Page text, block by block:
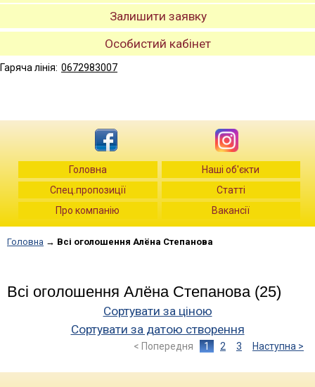
Залишити заявку
Особистий кабінет
Гаряча лінія: 0672983007
Головна
Наші об'єкти
Спец.пропозиції
Статті
Про компанію
Вакансії
Головна → Всі оголошення Алёна Степанова
Всі оголошення Алёна Степанова (25)
Сортувати за ціною
Сортувати за датою створення
< Попередня 1 2 3 Наступна >